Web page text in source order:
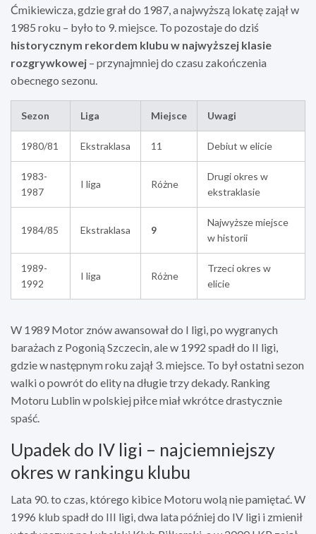
Ćmikiewicza, gdzie grał do 1987, a najwyższą lokatę zajął w
1985 roku – było to 9. miejsce. To pozostaje do dziś
historycznym rekordem klubu w najwyższej klasie
rozgrywkowej – przynajmniej do czasu zakończenia
obecnego sezonu.
Sezon Liga Miejsce Uwagi
1980/81 Ekstraklasa 11 Debiut w elicie
1983-
1987
I liga Różne
Drugi okres w
ekstraklasie
1984/85 Ekstraklasa 9
Najwyższe miejsce
w historii
1989-
1992
I liga Różne
Trzeci okres w
elicie
W 1989 Motor znów awansował do I ligi, po wygranych
barażach z Pogonią Szczecin, ale w 1992 spadł do II ligi,
gdzie w następnym roku zajął 3. miejsce. To był ostatni sezon
walki o powrót do elity na długie trzy dekady. Ranking
Motoru Lublin w polskiej piłce miał wkrótce drastycznie
spaść.
Upadek do IV ligi – najciemniejszy
okres w rankingu klubu
Lata 90. to czas, którego kibice Motoru wolą nie pamiętać. W
1996 klub spadł do III ligi, dwa lata później do IV ligi i zmienił